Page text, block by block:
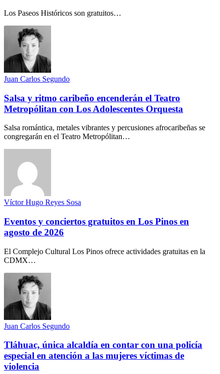
Los Paseos Históricos son gratuitos…
Juan Carlos Segundo
Salsa y ritmo caribeño encenderán el Teatro
Metropólitan con Los Adolescentes Orquesta
Salsa romántica, metales vibrantes y percusiones afrocaribeñas se
congregarán en el Teatro Metropólitan…
Víctor Hugo Reyes Sosa
Eventos y conciertos gratuitos en Los Pinos en
agosto de 2026
El Complejo Cultural Los Pinos ofrece actividades gratuitas en la
CDMX…
Juan Carlos Segundo
Tláhuac, única alcaldía en contar con una policía
especial en atención a las mujeres víctimas de
violencia